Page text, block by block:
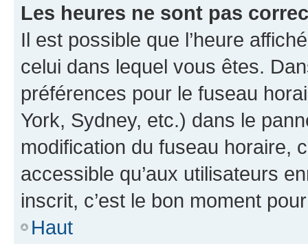
Les heures ne sont pas
Il est possible que l’heure
celui dans lequel vous êtes.
préférences pour le fuseau
York, Sydney, etc.) dans le
modification du fuseau horaire,
accessible qu’aux utilisateurs
inscrit, c’est le bon moment
Haut